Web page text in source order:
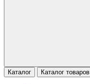
Каталог Каталог товаров